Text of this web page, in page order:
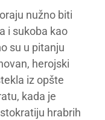
nužno biti
i sukoba kao
su u pitanju
herojski
iz opšte
kada je
hrabrih